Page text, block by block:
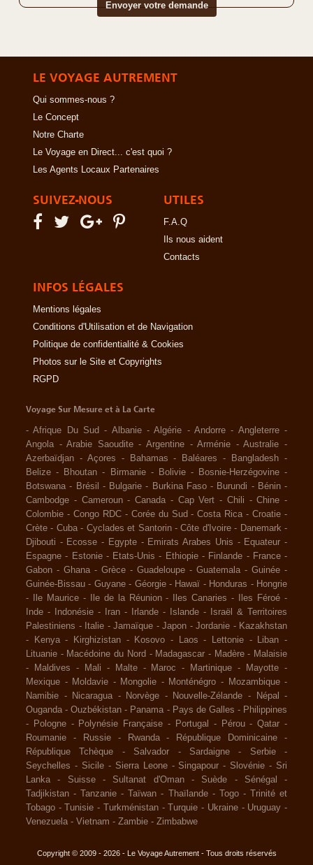
LE VOYAGE AUTREMENT
Qui sommes-nous ?
Le Concept
Notre Charte
Le Voyage en Direct... c'est quoi ?
Les Agents Locaux Partenaires
SUIVEZ-NOUS UTILES
F.A.Q
Ils nous aident
Contacts
INFOS LÉGALES
Mentions légales
Conditions d'Utilisation et de Navigation
Politique de confidentialité & Cookies
Photos sur le Site et Copyrights
RGPD
Voyage Sur Mesure et à La Carte
-Afrique Du Sud - Albanie -Algérie -Andorre - Angleterre -
Angola -Arabie Saoudite -Argentine -Arménie -Australie -
Azerbaïdjan - Açores - Bahamas - Baléares - Bangladesh -
Belize - Bhoutan - Birmanie - Bolivie - Bosnie-Herzégovine -
Botswana - Brésil - Bulgarie - Burkina Faso - Burundi - Bénin -
Cambodge - Cameroun - Canada - Cap Vert - Chili -Chine -
Colombie - Congo RDC - Corée du Sud -Costa Rica -Croatie -
Crète - Cuba - Cyclades et Santorin -Côte d'Ivoire - Danemark -
Djibouti - Ecosse - Egypte - Emirats Arabes Unis - Equateur -
Espagne - Estonie - Etats-Unis - Ethiopie - Finlande - France -
Gabon - Ghana - Grèce - Guadeloupe - Guatemala - Guinée -
Guinée-Bissau - Guyane - Géorgie - Hawaï - Honduras - Hongrie
-
Ile Maurice - Ile de la Réunion - Iles Canaries - Iles Féroé -
Inde - Indonésie - Iran - Irlande - Islande -
Israël & Territoires
Palestiniens - Italie - Jamaïque - Japon - Jordanie - Kazakhstan
-
Kenya - Kirghizistan - Kosovo - Laos - Lettonie - Liban -
Lituanie - Macédoine du Nord - Madagascar - Madère - Malaisie
-
Maldives - Mali - Malte - Maroc - Martinique - Mayotte -
Mexique - Moldavie - Mongolie - Monténégro - Mozambique -
Namibie - Nicaragua - Norvège - Nouvelle-Zélande - Népal
-
Ouganda -Ouzbékistan - Panama - Pays de Galles - Philippines
-
Pologne - Polynésie Française - Portugal - Pérou -Qatar -
Roumanie
- Russie - Rwanda - République Dominicaine
-
République Tchèque
- Salvador - Sardaigne - Serbie
-
Seychelles - Sicile - Sierra Leone - Singapour - Slovénie - Sri
Lanka
- Suisse - Sultanat d'Oman - Suède - Sénégal
-
Tadjikistan - Tanzanie - Taïwan - Thaïlande - Togo -
Trinité et
Tobago - Tunisie - Turkménistan - Turquie - Ukraine - Uruguay -
Venezuela - Vietnam - Zambie - Zimbabwe
Copyright © 2009 - 2026 - Le Voyage Autrement - Tous droits réservés